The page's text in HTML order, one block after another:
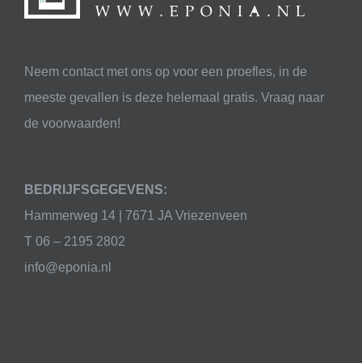
Neem contact met ons op voor een proefles, in de
meeste gevallen is deze helemaal gratis. Vraag naar
de voorwaarden!
BEDRIJFSGEGEVENS:
Hammerweg 14 | 7671 JA Vriezenveen
T 06 – 2195 2802
info@eponia.nl